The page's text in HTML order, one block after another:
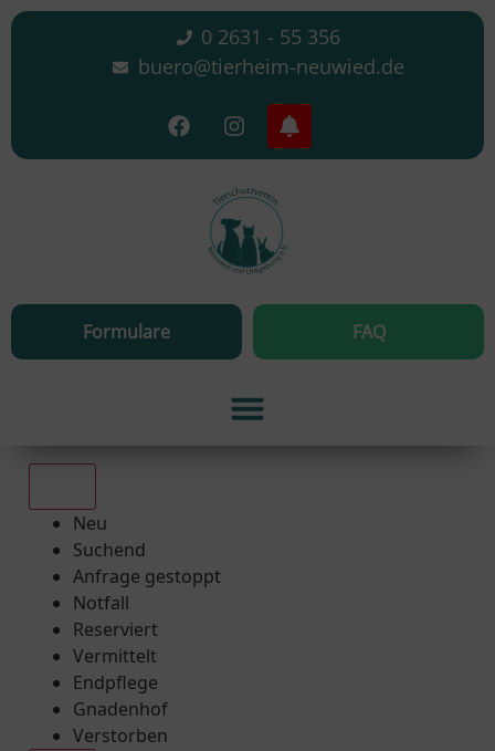
0 2631 - 55 356
buero@tierheim-neuwied.de
Formulare FAQ
Neu
Suchend
Anfrage gestoppt
Notfall
Reserviert
Vermittelt
Endpflege
Gnadenhof
Verstorben